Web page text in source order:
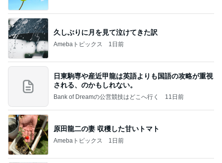
久しぶりに月を見て泣けてきた訳
Amebaトピックス 1日前
日東駒専や産近甲龍は英語よりも国語の攻略が重視
される、のかもしれない。
Bank of Dreamの公営競技はどこへ行く 11日前
原田龍二の妻 収穫した甘いトマト
Amebaトピックス 1日前